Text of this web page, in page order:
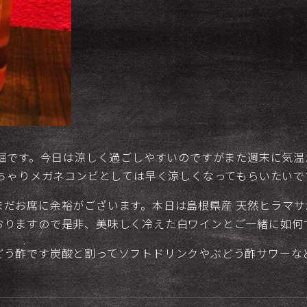
です。今日は涼しく過ごしやすいのですがまた週末に気
ゃりメガネコンビとしては早く涼しくなってもらいたいで
お席に余裕がございます。本日は島根県産 天然ヒラマ
ますので是非、美味しく冷えた白ワインとご一緒に如何
酢です炭酸と割ってソフトドリンクやぶどう酢サワー